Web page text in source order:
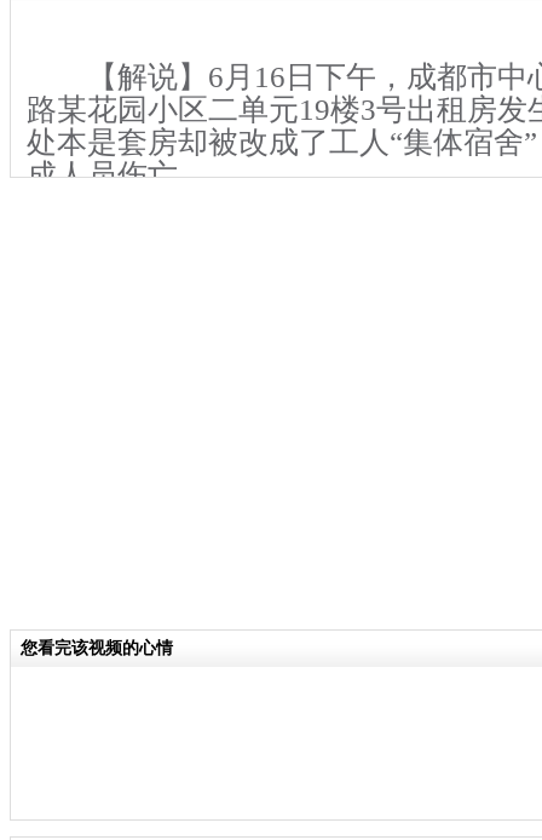
【解说】6月16日下午，成都市中
路某花园小区二单元19楼3号出租房发
处本是套房却被改成了工人“集体宿舍
成人员伤亡。
您看完该视频的心情